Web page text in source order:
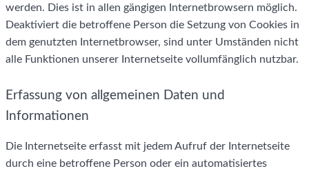
werden. Dies ist in allen gängigen Internetbrowsern möglich.
Deaktiviert die betroffene Person die Setzung von Cookies in
dem genutzten Internetbrowser, sind unter Umständen nicht
alle Funktionen unserer Internetseite vollumfänglich nutzbar.
Erfassung von allgemeinen Daten und
Informationen
Die Internetseite erfasst mit jedem Aufruf der Internetseite
durch eine betroffene Person oder ein automatisiertes